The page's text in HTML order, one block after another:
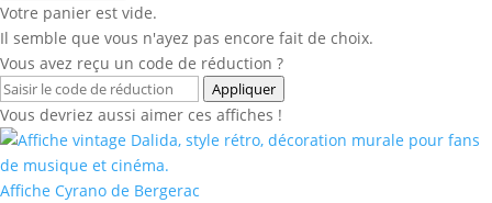
Votre panier est vide.
Il semble que vous n'ayez pas encore fait de choix.
Vous avez reçu un code de réduction ?
Appliquer
Vous devriez aussi aimer ces affiches !
Affiche Cyrano de Bergerac